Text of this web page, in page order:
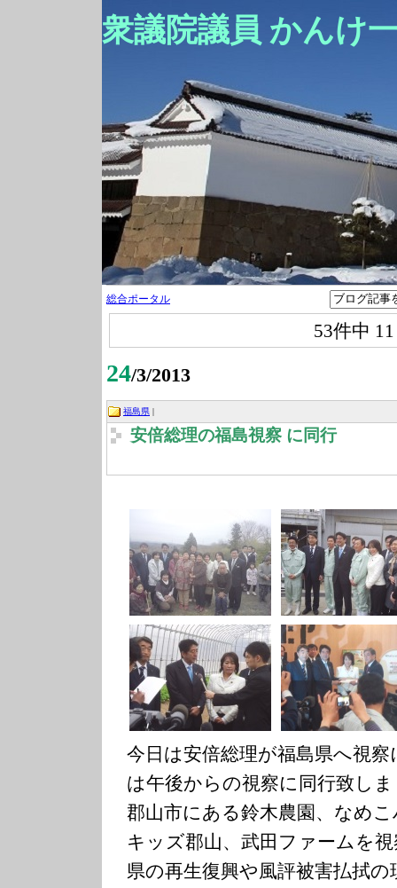
衆議院議員 かんけ
総合ポータル
53件中
24/3/2013
福島県 |
安倍総理の福島視察 に同行
今日は安倍総理が福島県へ視
は午後からの視察に同行致し
郡山市にある鈴木農園、なめ
キッズ郡山、武田ファームを
県の再生復興や風評被害払拭